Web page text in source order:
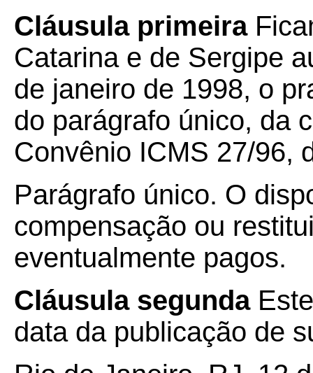
Cláusula primeira
Catarina e de Sergipe
de janeiro de 1998, o
do parágrafo único, da
Convênio ICMS 27/96,
Parágrafo único. O
compensação ou
eventualmente pagos.
Cláusula segunda
data da publicação de